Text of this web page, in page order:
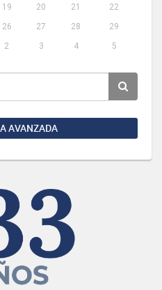
19 20 21
22
26 27 28
29
2 3 4 5
AVANZADA